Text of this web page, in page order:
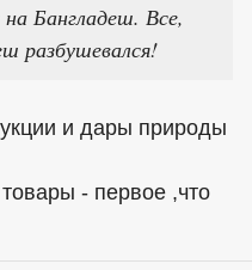
на Бангладеш. Все,
разбушевался!
и дары природы
- первое ,что